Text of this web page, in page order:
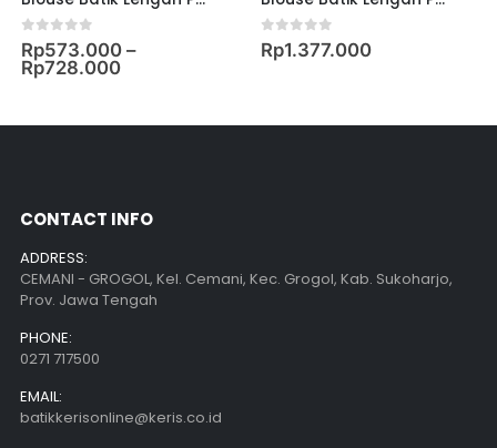
0out of 5
Rp573.000 –
Rp728.000
0out of 5
Rp1.377.000
CONTACT INFO
ADDRESS:
CEMANI - GROGOL, Kel. Cemani, Kec. Grogol, Kab. Sukoharjo,
Prov. Jawa Tengah
PHONE:
0271 717500
EMAIL:
batikkerisonline@keris.co.id